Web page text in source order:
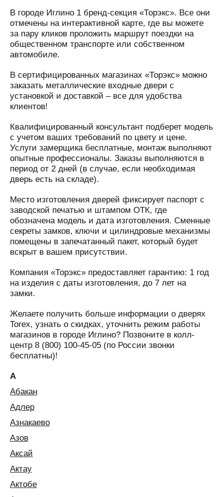
В городе Иглино 1 бренд-секция «Торэкс». Все они
отмечены на интерактивной карте, где вы можете
за пару кликов проложить маршрут поездки на
общественном транспорте или собственном
автомобиле.
В сертифицированных магазинах «Торэкс» можно
заказать металлические входные двери с
установкой и доставкой – все для удобства
клиентов!
Квалифицированный консультант подберет модель
с учетом ваших требований по цвету и цене.
Услуги замерщика бесплатные, монтаж выполняют
опытные профессионалы. Заказы выполняются в
период от 2 дней (в случае, если необходимая
дверь есть на складе).
Место изготовления дверей фиксирует паспорт с
заводской печатью и штампом ОТК, где
обозначена модель и дата изготовления. Сменные
секреты замков, ключи и цилиндровые механизмы
помещены в запечатанный пакет, который будет
вскрыт в вашем присутствии.
Компания «Торэкс» предоставляет гарантию: 1 год
на изделия с даты изготовления, до 7 лет на
замки.
Желаете получить больше информации о дверях
Torex, узнать о скидках, уточнить режим работы
магазинов в городе Иглино? Позвоните в колл-
центр 8 (800) 100-45-05 (по России звонки
бесплатны)!
А
Абакан
Адлер
Азнакаево
Азов
Аксай
Актау
Актобе